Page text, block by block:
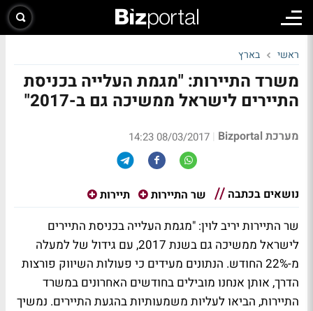
ראשי בארץ
משרד התיירות: "מגמת העלייה בכניסת
התיירים לישראל ממשיכה גם ב-2017"
מערכת Bizportal |
08/03/2017 14:23
נושאים בכתבה שר התיירות תיירות
שר התיירות יריב לוין: "מגמת העלייה בכניסת התיירים
לישראל ממשיכה גם בשנת 2017, עם גידול של למעלה
מ-22% החודש. הנתונים מעידים כי פעולות השיווק פורצות
הדרך, אותן אנחנו מובילים בחודשים האחרונים במשרד
התיירות, הביאו לעליות משמעותיות בהגעת התיירים. נמשיך